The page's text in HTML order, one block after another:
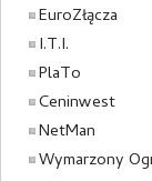
EuroZłącza
I.T.I.
PlaTo
Ceninwest
NetMan
Wymarzony